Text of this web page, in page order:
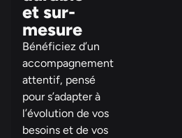
et sur-
mesure
Bénéficiez d’un
accompagnement
attentif, pensé
pour s’adapter à
l’évolution de vos
besoins et de vos